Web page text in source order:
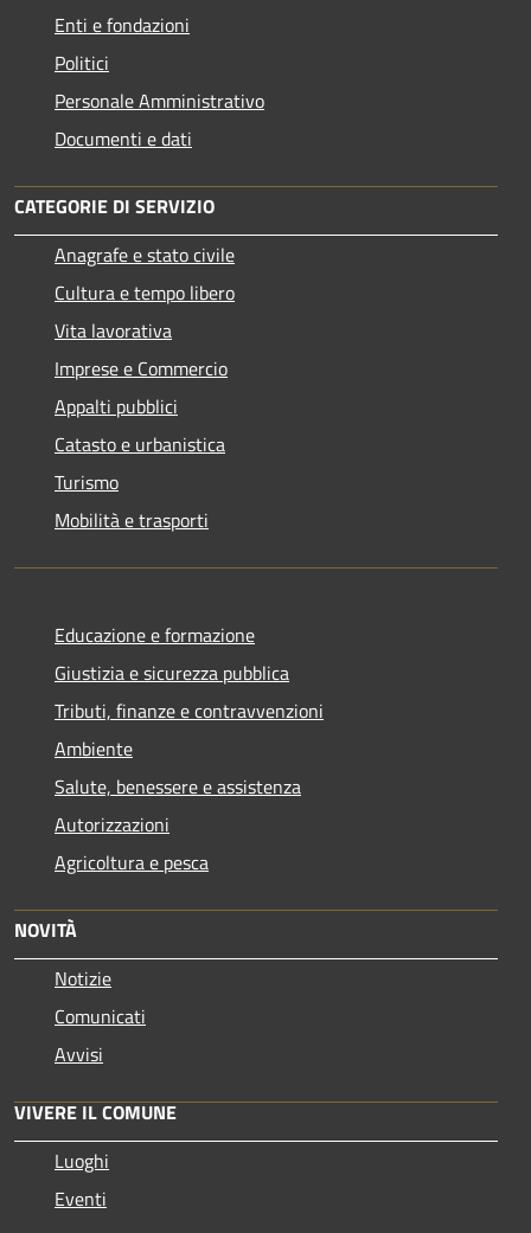
Enti e fondazioni
Politici
Personale Amministrativo
Documenti e dati
CATEGORIE DI SERVIZIO
Anagrafe e stato civile
Cultura e tempo libero
Vita lavorativa
Imprese e Commercio
Appalti pubblici
Catasto e urbanistica
Turismo
Mobilità e trasporti
Educazione e formazione
Giustizia e sicurezza pubblica
Tributi, finanze e contravvenzioni
Ambiente
Salute, benessere e assistenza
Autorizzazioni
Agricoltura e pesca
NOVITÀ
Notizie
Comunicati
Avvisi
VIVERE IL COMUNE
Luoghi
Eventi